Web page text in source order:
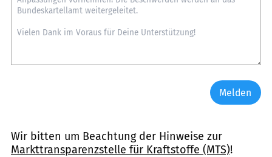
Melden
Wir bitten um Beachtung der Hinweise zur
Markttransparenzstelle für Kraftstoffe (MTS)!